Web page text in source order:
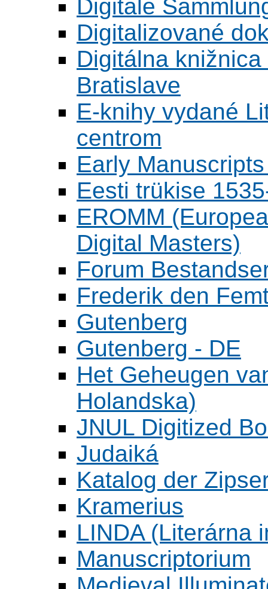
Digitale
Digitalizované
Digitálna
Bratislave
E-knihy vydané
centrom
Early
Eesti trükise
EROMM
Digital Masters)
Forum
Frederik den
Gutenberg
Gutenberg - DE
Het Geheugen
Holandska)
JNUL Digitized
Judaiká
Katalog der
Kramerius
LINDA (Literárna
Manuscriptorium